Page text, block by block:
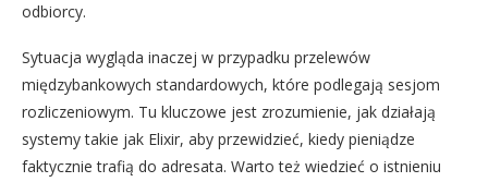
odbiorcy.
Sytuacja wygląda inaczej w przypadku przelewów
międzybankowych standardowych, które podlegają sesjom
rozliczeniowym. Tu kluczowe jest zrozumienie, jak działają
systemy takie jak Elixir, aby przewidzieć, kiedy pieniądze
faktycznie trafią do adresata. Warto też wiedzieć o istnieniu